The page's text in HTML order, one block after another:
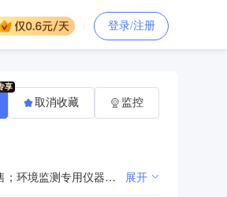
登录/注册
一般项目：消防器材销售；水下系统和作业装备销售；安全系统监控服务；风动和电动工具销售；实验分析仪器销售；光学仪器销售；环境监测专用仪器仪表销售；生态环境监测及检测仪器仪表销售；电气设备销售；电子元器件与机电组件设备销售；电子测量仪器销售；通讯设备销售；办公设备销售；计算机软硬件及辅助设备批发；技术服务、技术开发、技术咨询、技术交流、技术转让、技术推广；建筑材料销售；住宅室内装饰装修。（除依法须经批准的项目外，凭营业执照依法自主开展经营活动） 展开
取消收藏 监控